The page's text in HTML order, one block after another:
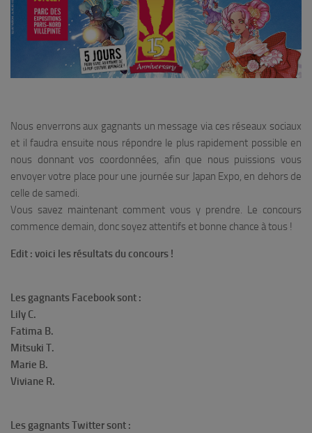
Nous enverrons aux gagnants un message via ces réseaux sociaux
et il faudra ensuite nous répondre le plus rapidement possible en
nous donnant vos coordonnées, afin que nous puissions vous
envoyer votre place pour une journée sur Japan Expo, en dehors de
celle de samedi.
Vous savez maintenant comment vous y prendre. Le concours
commence demain, donc soyez attentifs et bonne chance à tous !
Edit : voici les résultats du concours !
Les gagnants Facebook sont :
Lily C.
Fatima B.
Mitsuki T.
Marie B.
Viviane R.
Les gagnants Twitter sont :